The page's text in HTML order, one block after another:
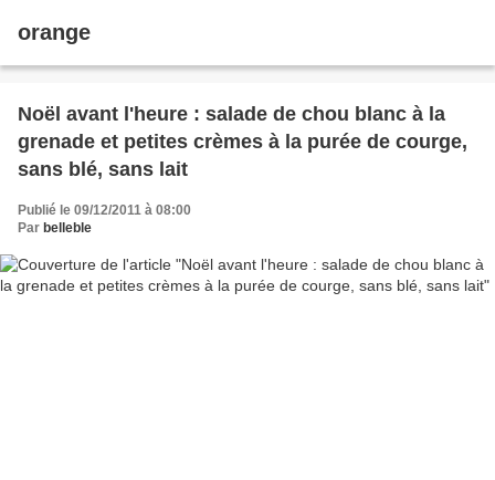
orange
Noël avant l'heure : salade de chou blanc à la
grenade et petites crèmes à la purée de courge,
sans blé, sans lait
Publié le 09/12/2011 à 08:00
Par belleble